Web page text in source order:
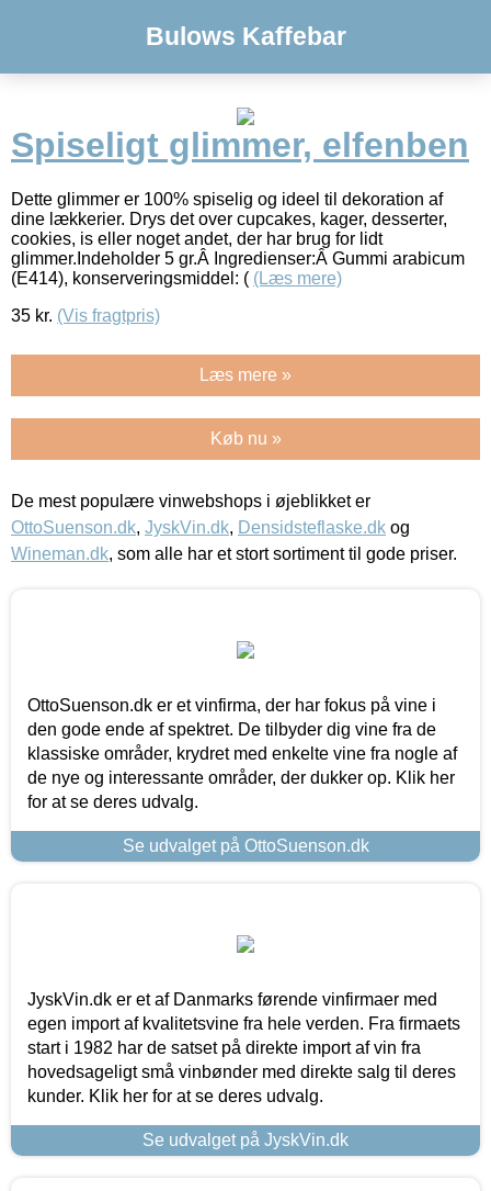
Bulows Kaffebar
Spiseligt glimmer, elfenben
Dette glimmer er 100% spiselig og ideel til dekoration af
dine lækkerier. Drys det over cupcakes, kager, desserter,
cookies, is eller noget andet, der har brug for lidt
glimmer.Indeholder 5 gr.Â Ingredienser:Â Gummi arabicum
(E414), konserveringsmiddel: ( (Læs mere)
35 kr. (Vis fragtpris)
Læs mere »
Køb nu »
De mest populære vinwebshops i øjeblikket er
OttoSuenson.dk, JyskVin.dk, Densidsteflaske.dk og
Wineman.dk, som alle har et stort sortiment til gode priser.
OttoSuenson.dk er et vinfirma, der har fokus på vine i
den gode ende af spektret. De tilbyder dig vine fra de
klassiske områder, krydret med enkelte vine fra nogle af
de nye og interessante områder, der dukker op. Klik her
for at se deres udvalg.
Se udvalget på OttoSuenson.dk
JyskVin.dk er et af Danmarks førende vinfirmaer med
egen import af kvalitetsvine fra hele verden. Fra firmaets
start i 1982 har de satset på direkte import af vin fra
hovedsageligt små vinbønder med direkte salg til deres
kunder. Klik her for at se deres udvalg.
Se udvalget på JyskVin.dk